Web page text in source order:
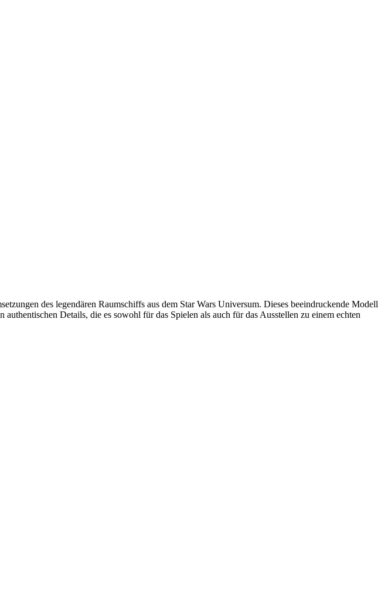
des legendären Raumschiffs aus dem Star Wars Universum. Dieses beeindruckende Modell
Details, die es sowohl für das Spielen als auch für das Ausstellen zu einem echten